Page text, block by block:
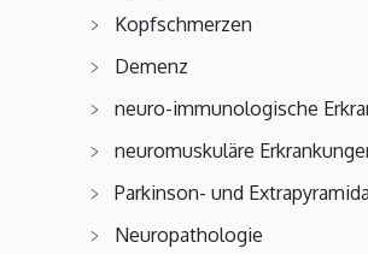
Kopfschmerzen
Demenz
neuro-immunologische
neuromuskuläre
Parkinson- und
Neuropathologie